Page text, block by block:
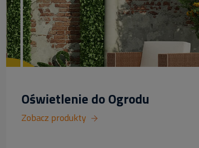
Oświetlenie do Ogrodu
Zobacz produkty